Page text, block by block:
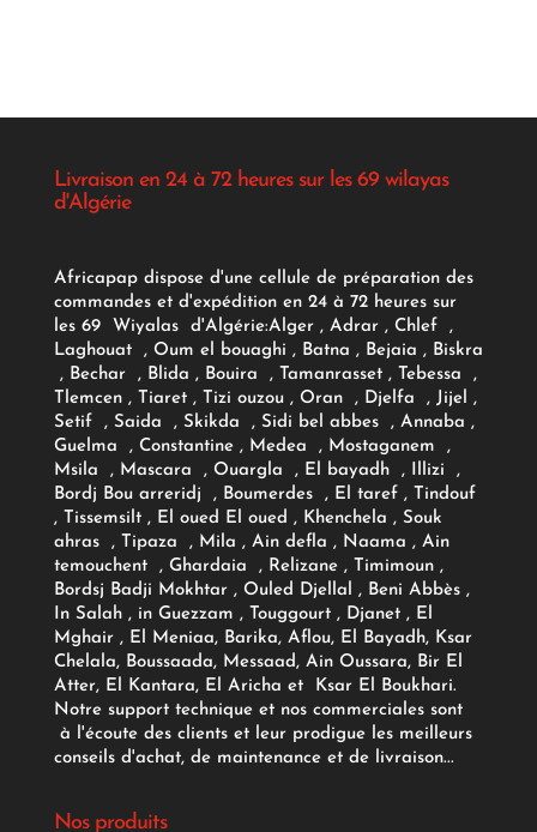
Livraison en 24 à 72 heures sur les 69 wilayas
d'Algérie
Africapap dispose d'une cellule de préparation des
commandes et d'expédition en 24 à 72 heures sur
les 69 Wiyalas d'Algérie:Alger , Adrar, Chlef ,
Laghouat , Oum el bouaghi , Batna , Bejaia , Biskra
, Bechar , Blida , Bouira , Tamanrasset , Tebessa ,
Tlemcen , Tiaret , Tizi ouzou , Oran , Djelfa , Jijel ,
Setif , Saida , Skikda , Sidi bel abbes , Annaba ,
Guelma , Constantine , Medea , Mostaganem ,
Msila , Mascara , Ouargla , El bayadh , Illizi ,
Bordj Bou arreridj , Boumerdes , El taref , Tindouf
, Tissemsilt , El oued El oued , Khenchela , Souk
ahras , Tipaza , Mila , Ain defla , Naama , Ain
temouchent , Ghardaia , Relizane , Timimoun ,
Bordsj Badji Mokhtar , Ouled Djellal , Beni Abbès ,
In Salah , in Guezzam , Touggourt , Djanet , El
Mghair , El Meniaa, Barika, Aflou, El Bayadh, Ksar
Chelala, Boussaada, Messaad, Ain Oussara, Bir El
Atter, El Kantara, El Aricha et Ksar El Boukhari.
Notre support technique et nos commerciales sont
à l'écoute des clients et leur prodigue les meilleurs
conseils d'achat, de maintenance et de livraison...
Nos produits